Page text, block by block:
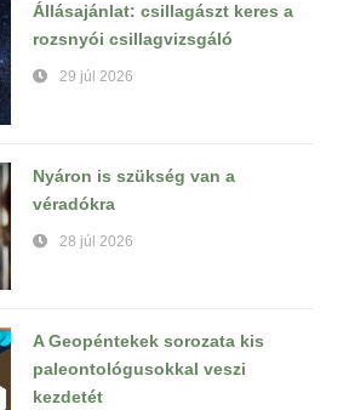
Állásajánlat: csillagászt keres a
rozsnyói csillagvizsgáló
29 júl 2026
Nyáron is szükség van a
véradókra
28 júl 2026
A Geopéntekek sorozata kis
paleontológusokkal veszi
kezdetét